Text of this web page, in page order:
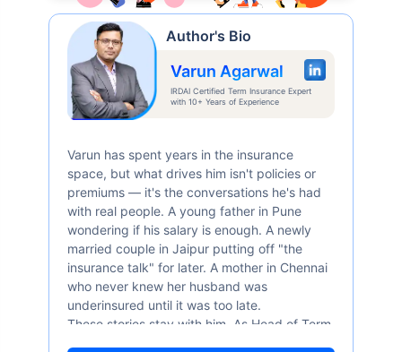
Author's Bio
Varun Agarwal
IRDAI Certified Term Insurance Expert
with 10+ Years of Experience
Varun has spent years in the insurance
space, but what drives him isn't policies or
premiums — it's the conversations he's had
with real people. A young father in Pune
wondering if his salary is enough. A newly
married couple in Jaipur putting off "the
insurance talk" for later. A mother in Chennai
who never knew her husband was
underinsured until it was too late.
These stories stay with him. As Head of Term